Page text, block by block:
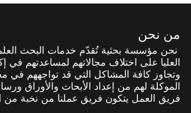
من نحن
نحن مؤسسة بحثية تُقدّم خدمات البحث
العليا على اختلاف مجالاتهم لمساعدتهم في
وتجاوز كافة المشاكل التي قد تواجههم في
الموكلة لهم من إعداد الأبحاث والأوراق
فريق العمل يتكون فريق عملنا من نخبة من